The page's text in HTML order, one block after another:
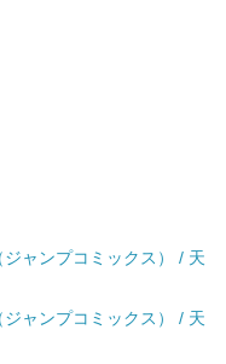
ャンプコミックス） / 天
ャンプコミックス） / 天